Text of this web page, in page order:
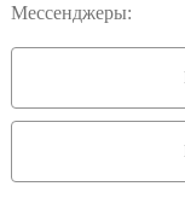
Мессенджеры: